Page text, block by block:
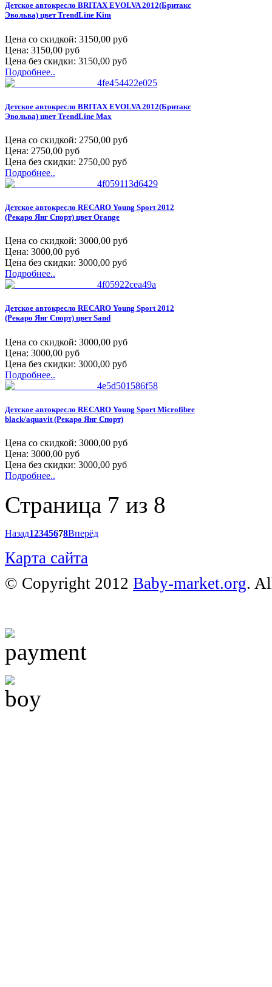
Детское автокресло BRITAX EVOLVA 2012(Бритакс
Эвольва) цвет TrendLine Kim
Цена со скидкой: 3150,00 руб
Цена: 3150,00 руб
Цена без скидки: 3150,00 руб
Подробнее..
Детское автокресло BRITAX EVOLVA 2012(Бритакс
Эвольва) цвет TrendLine Max
Цена со скидкой: 2750,00 руб
Цена: 2750,00 руб
Цена без скидки: 2750,00 руб
Подробнее..
Детское автокресло RECARO Young Sport 2012
(Рекаро Янг Спорт) цвет Orange
Цена со скидкой: 3000,00 руб
Цена: 3000,00 руб
Цена без скидки: 3000,00 руб
Подробнее..
Детское автокресло RECARO Young Sport 2012
(Рекаро Янг Спорт) цвет Sand
Цена со скидкой: 3000,00 руб
Цена: 3000,00 руб
Цена без скидки: 3000,00 руб
Подробнее..
Детское автокресло RECARO Young Sport Microfibre
black/aquavit (Рекаро Янг Спорт)
Цена со скидкой: 3000,00 руб
Цена: 3000,00 руб
Цена без скидки: 3000,00 руб
Подробнее..
Страница 7 из 8
Назад12345678Вперёд
Карта сайта
© Copyright 2012 Baby-market.org.